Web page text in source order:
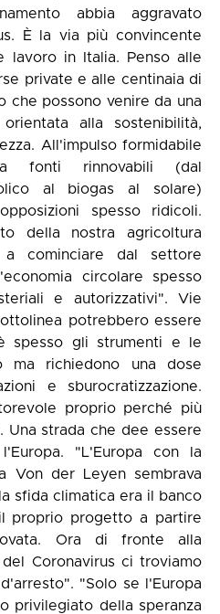
abbia aggravato
È la via più convincente
lavoro in Italia. Penso alle
private e alle centinaia di
che possono venire da una
alla sostenibilità,
All'impulso formidabile
fonti rinnovabili (dal
al biogas al solare)
spesso ridicoli.
della nostra agricoltura
cominciare dal settore
circolare spesso
e autorizzativi". Vie
potrebbero essere
spesso gli strumenti e le
ma richiedono una dose
e sburocratizzazione.
proprio perché più
Una strada che dee essere
"L'Europa con la
Von der Leyen sembrava
sfida climatica era il banco
proprio progetto a partire
Ora di fronte alla
Coronavirus ci troviamo
"Solo se l'Europa
privilegiato della speranza